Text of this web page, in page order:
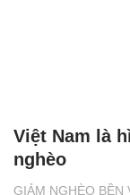
GIẢM NGHÈO BỀN
Việt Nam là
nghèo